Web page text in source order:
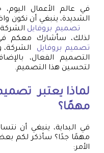
في عالم الأعمال
الشديدة، ينبغي أن نكون
تصميم بروفايل
لذلك، سأشارك معكم في
تصميم بروفايل الشركة،
التصميم الفعال،
لتحسين هذا التصميم.
لماذا يعتبر
مهمًا؟
في البداية، ينبغي أن
مهمًا جدًا؟ سأذكر لكم
الأمر: